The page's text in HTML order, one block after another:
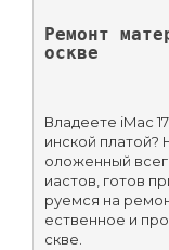
Ремонт
оскве
Владеете iMac
инской
оложенный
иастов, готов
руемся на
ественное и
скве.